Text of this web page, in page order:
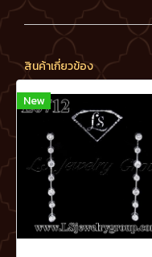
สินค้าเกี่ยวข้อง
New